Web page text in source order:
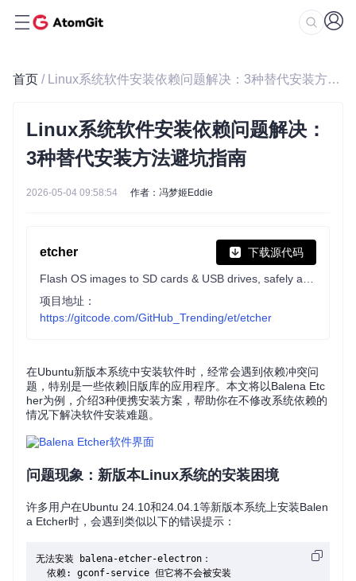
首页 / Linux系统软件安装依赖问题解决：3种替代安装方法避坑指南
Linux系统软件安装依赖问题解决：
3种替代安装方法避坑指南
2026-05-04 09:58:54 作者：冯梦姬Eddie
etcher 下载源代码
项目地址：
https://gitcode.com/GitHub_Trending/et/etcher
在Ubuntu新版本系统中安装软件时，经常会遇到依赖冲突问
题，特别是一些依赖旧版库的应用程序。本文将以Balena Etc
her为例，介绍3种便携安装方案，帮助你在不修改系统依赖的
情况下解决软件安装难题。
问题现象：新版本Linux系统的安装困境
许多用户在Ubuntu 24.10和24.04.1等新版本系统上安装Balen
a Etcher时，会遇到类似以下的错误提示：
无法安装 balena-etcher-electron：
  依赖: gconf-service 但它将不会被安装